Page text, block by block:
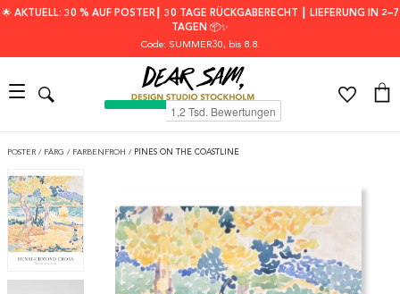
🌟 AKTUELL: 30 % AUF POSTER┃ 30 TAGE RÜCKGABERECHT ┃ LIEFERUNG IN 2–7
TAGEN 📦✨
Code: SUMMER30, bis 8.8.
POSTER / FÄRG / FARBENFROH / PINES ON THE COASTLINE